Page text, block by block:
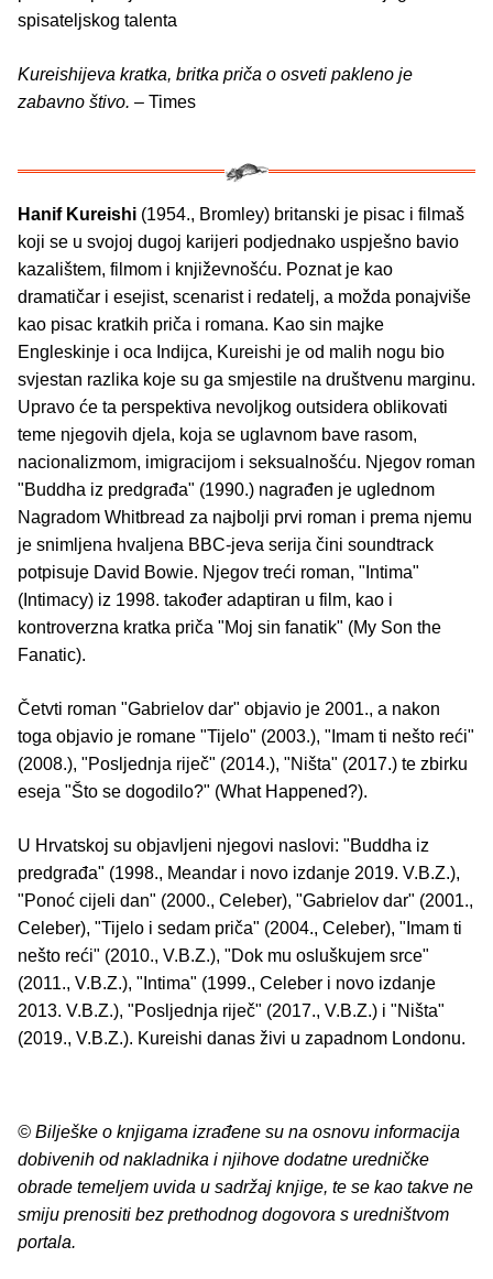
spisateljskog talenta
Kureishijeva kratka, britka priča o osveti pakleno je
zabavno štivo. – Times
Hanif Kureishi (1954., Bromley) britanski je pisac i filmaš
koji se u svojoj dugoj karijeri podjednako uspješno bavio
kazalištem, filmom i književnošću. Poznat je kao
dramatičar i esejist, scenarist i redatelj, a možda ponajviše
kao pisac kratkih priča i romana. Kao sin majke
Engleskinje i oca Indijca, Kureishi je od malih nogu bio
svjestan razlika koje su ga smjestile na društvenu marginu.
Upravo će ta perspektiva nevoljkog outsidera oblikovati
teme njegovih djela, koja se uglavnom bave rasom,
nacionalizmom, imigracijom i seksualnošću. Njegov roman
"Buddha iz predgrađa" (1990.) nagrađen je uglednom
Nagradom Whitbread za najbolji prvi roman i prema njemu
je snimljena hvaljena BBC-jeva serija čini soundtrack
potpisuje David Bowie. Njegov treći roman, "Intima"
(Intimacy) iz 1998. također adaptiran u film, kao i
kontroverzna kratka priča "Moj sin fanatik" (My Son the
Fanatic).
Četvti roman "Gabrielov dar" objavio je 2001., a nakon
toga objavio je romane "Tijelo" (2003.), "Imam ti nešto reći"
(2008.), "Posljednja riječ" (2014.), "Ništa" (2017.) te zbirku
eseja "Što se dogodilo?" (What Happened?).
U Hrvatskoj su objavljeni njegovi naslovi: "Buddha iz
predgrađa" (1998., Meandar i novo izdanje 2019. V.B.Z.),
"Ponoć cijeli dan" (2000., Celeber), "Gabrielov dar" (2001.,
Celeber), "Tijelo i sedam priča" (2004., Celeber), "Imam ti
nešto reći" (2010., V.B.Z.), "Dok mu osluškujem srce"
(2011., V.B.Z.), "Intima" (1999., Celeber i novo izdanje
2013. V.B.Z.), "Posljednja riječ" (2017., V.B.Z.) i "Ništa"
(2019., V.B.Z.). Kureishi danas živi u zapadnom Londonu.
© Bilješke o knjigama izrađene su na osnovu informacija
dobivenih od nakladnika i njihove dodatne uredničke
obrade temeljem uvida u sadržaj knjige, te se kao takve ne
smiju prenositi bez prethodnog dogovora s uredništvom
portala.